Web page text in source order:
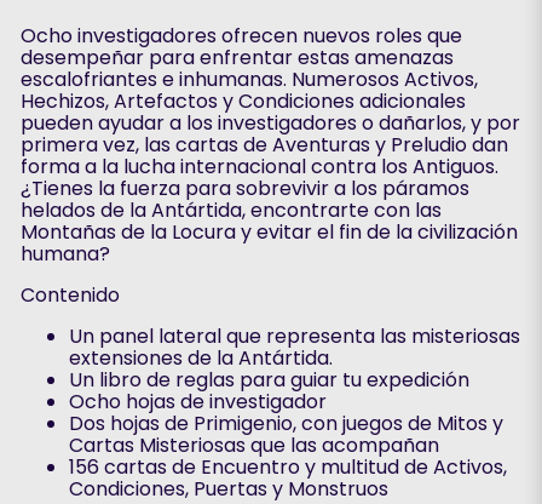
Ocho investigadores ofrecen nuevos roles que
desempeñar para enfrentar estas amenazas
escalofriantes e inhumanas. Numerosos Activos,
Hechizos, Artefactos y Condiciones adicionales
pueden ayudar a los investigadores o dañarlos, y por
primera vez, las cartas de Aventuras y Preludio dan
forma a la lucha internacional contra los Antiguos.
¿Tienes la fuerza para sobrevivir a los páramos
helados de la Antártida, encontrarte con las
Montañas de la Locura y evitar el fin de la civilización
humana?
Contenido
Un panel lateral que representa las misteriosas
extensiones de la Antártida.
Un libro de reglas para guiar tu expedición
Ocho hojas de investigador
Dos hojas de Primigenio, con juegos de Mitos y
Cartas Misteriosas que las acompañan
156 cartas de Encuentro y multitud de Activos,
Condiciones, Puertas y Monstruos